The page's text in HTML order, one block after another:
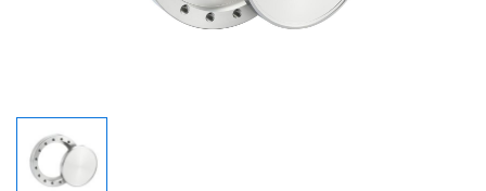
があります。また当社の判断によりお断りする場合があります。